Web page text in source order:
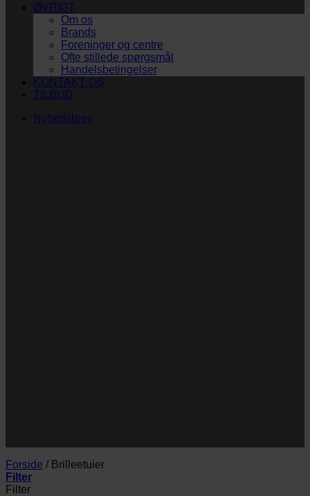
ØVRIGT
Om os
Brands
Foreninger og centre
Ofte stillede spørgsmål
Handelsbetingelser
KONTAKT OS
TILBUD
Nyhedsbrev
Forside / Brilleetuier
Filter
Filter